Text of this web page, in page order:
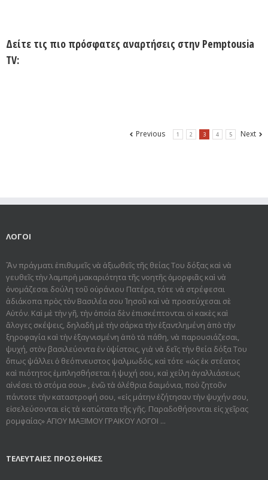
Δείτε τις πιο πρόσφατες αναρτήσεις στην Pemptousia
TV:
Previous 1 2 3 4 5 Next
ΛΟΓΟΙ
Ἂν πράγματι ἐπιθυμεῖς νὰ ἀξιωθεῖς τῆς θείας Του δόξας καὶ νὰ
γευθεῖς τὴν λαμπρὴ μακαριότητα τῆς νοητῆς ὀμορφιᾶς καὶ νὰ
ὀνομάζεσαι δούλη τοῦ οὐράνιου Πατέρα, τότε νὰ στρέφεσαι
ἀδιάκοπα πρὸς τὸν Βασιλέα σου Ἰησοῦ καὶ νὰ προσεύχεσαι σὲ
Αὐτόν. Καὶ μὲ τὴν γῆ, τὴν ὁποία δὲν ἐπισκέπτονται οἱ κακὲς καὶ
ἄλογες σκέψεις, δηλαδὴ μὲ τὴν σάρκα τὴν ἐξαντλημένη ἀπὸ τὴν
ξηροφαγία καὶ τὴν ἐξαγνισμένη ἀπὸ τὰ πάθη, νὰ παρουσιάζεσαι,
ψυχή, στὸν βασιλεύοντα ἐν ὑψίστοις, γιὰ νὰ δεῖς τὴν θεία δόξα Του
ὅπως ψάλλει ὁ θεόπνευστος ψαλμωδός, καὶ τότε «ὡς ἐκ στέατος
καὶ πιότητος ἐμπλησθήσεται ἡ ψυχή σου, καὶ χείλη ἀγαλλιάσεως
αἰνέσει τὸ στόμα σου» , ἐνῶ τὰ ὀλέθρια δαιμόνια, ποὺ ζητοῦν
πάντοτε τὴν καταστροφή σου, «εἰς μάτην ἐζήτησαν τὴν ψυχήν σου,
εἰσελεύσονται εἰς τὰ κατώτατα τῆς γῆς. Παραδοθήσον­ται εἰς χεῖρας
ρομφαίας» ΑΓΙΟΥ ΜΑΞΙΜΟΥ ΓΡΑΙΚΟΥ ΛΟΓΟΙ ...
ΤΕΛΕΥΤΑΙΕΣ ΠΡΟΣΘΗΚΕΣ